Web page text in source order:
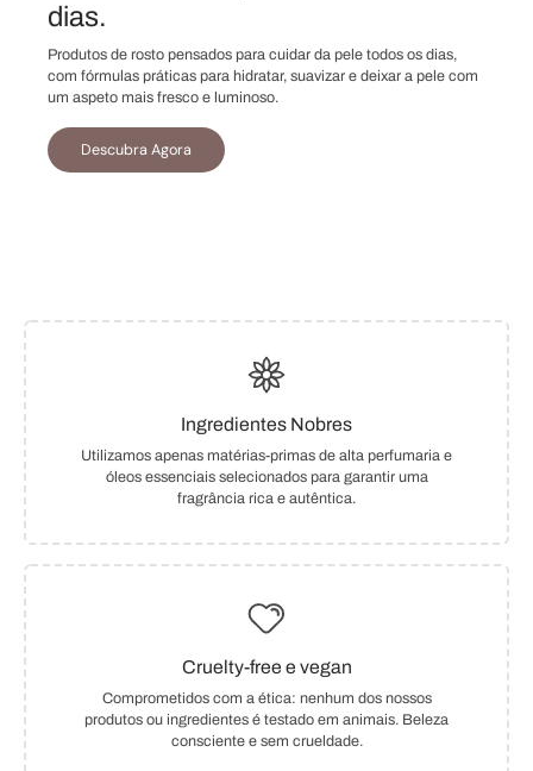
dias.
Produtos de rosto pensados para cuidar da pele todos os dias,
com fórmulas práticas para hidratar, suavizar e deixar a pele com
um aspeto mais fresco e luminoso.
Descubra Agora
Ingredientes Nobres
Utilizamos apenas matérias-primas de alta perfumaria e
óleos essenciais selecionados para garantir uma
fragrância rica e autêntica.
Cruelty-free e vegan
Comprometidos com a ética: nenhum dos nossos
produtos ou ingredientes é testado em animais. Beleza
consciente e sem crueldade.